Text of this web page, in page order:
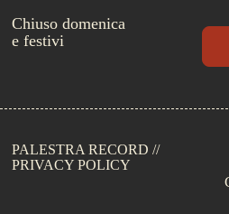
Chiuso domenica
e festivi
PALESTRA RECORD //
PRIVACY POLICY